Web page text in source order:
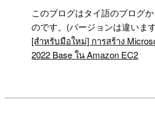
このブログはタイ語のブログ
のです。(バージョンは違いま
[สำหรับมือใหม่] การสร้าง
2022 Base ใน Amazon EC2